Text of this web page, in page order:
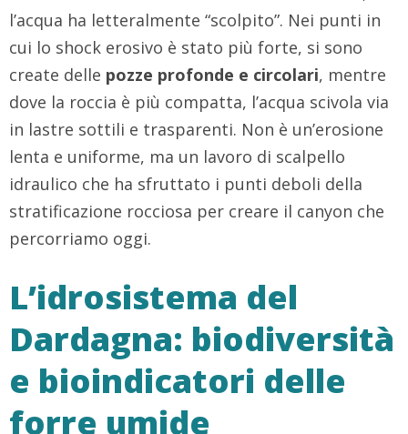
l’acqua ha letteralmente “scolpito”. Nei punti in
cui lo shock erosivo è stato più forte, si sono
create delle pozze profonde e circolari, mentre
dove la roccia è più compatta, l’acqua scivola via
in lastre sottili e trasparenti. Non è un’erosione
lenta e uniforme, ma un lavoro di scalpello
idraulico che ha sfruttato i punti deboli della
stratificazione rocciosa per creare il canyon che
percorriamo oggi.
L’idrosistema del
Dardagna: biodiversità
e bioindicatori delle
forre umide